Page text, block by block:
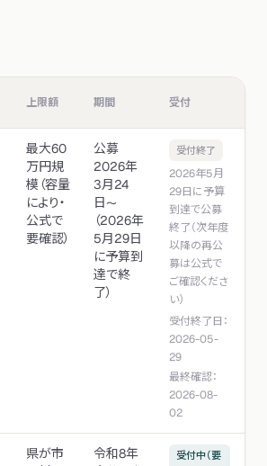
上限額 期間 受付
最大60
万円規
模（容量
により・
公式で
要確認）
公募
2026年
3月24
日〜
（2026年
5月29日
に予算到
達で終
了）
受付終了
2026年5月
29日に予算
到達で公募
終了（次年度
以降の再公
募は公式で
ご確認くださ
い）
受付終了日：
2026-05-
29
最終確認：
2026-08-
02
県が市
令和8年
受付中（要